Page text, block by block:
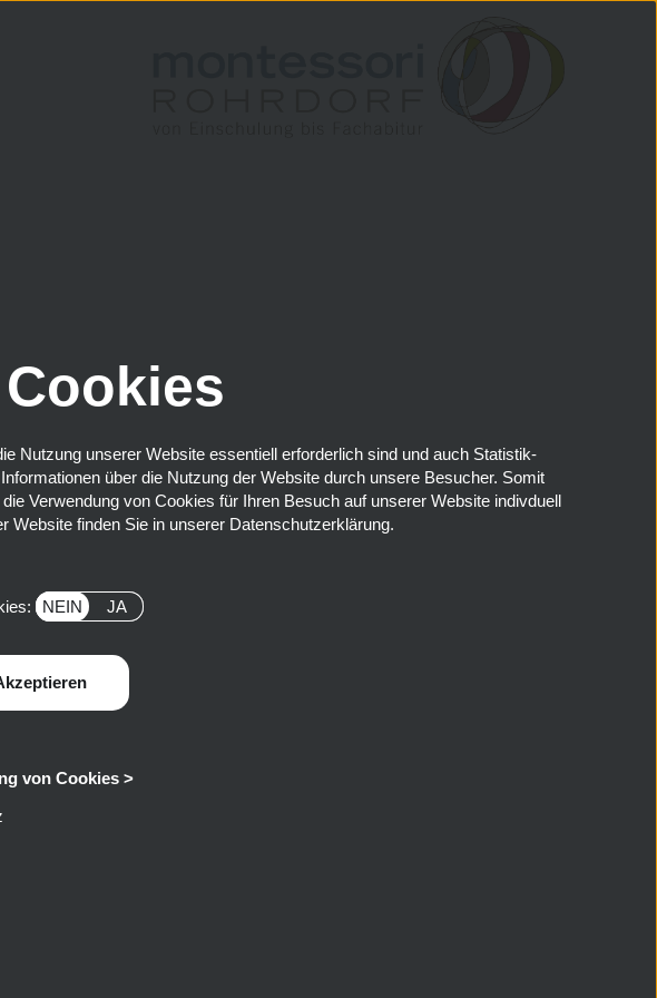
Nutzung unserer Website essentiell erforderlich sind und auch Statistik-
über die Nutzung der Website durch unsere Besucher. Somit
Verwendung von Cookies für Ihren Besuch auf unserer Website indivduell
Website finden Sie in unserer Datenschutzerklärung.
NEIN JA
von Cookies >